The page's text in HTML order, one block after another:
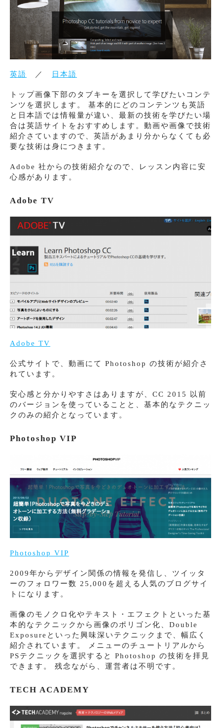
英語 ／ 日本語
トップ画像下部のタブキーを選択して学びたいコンテ
ンツを選択します。 基本的にどのコンテンツも英語
と日本語では情報量が違い、最新の技術を学びたい場
合は英語サイトをおすすめします。動画や画像で技術
紹介さていますので、英語があまり分からなくても必
要な技術は身につきます。
Adobe 社からの技術紹介なので、レッスン内容に安
心感があります。
Adobe TV
Adobe TV
公式サイトで、動画にて Photoshop の技術が紹介さ
れています。
安心感と分かりやすさはありますが、CC 2015 以前
のバージョンを使っていることと、基本的なテクニッ
クのみの紹介となっています。
Photoshop VIP
Photoshop VIP
2009年からデザイン関係の情報を発信し、ツイッタ
ーのフォロワー数 25,000を超える人気のブログサイ
トになります。
画像のモノクロ化やテキスト・エフェクトといった基
本的なテクニックから画像のポリゴン化、Double
Exposureといった興味深いテクニックまで、幅広く
紹介されています。 メニューのチュートリアルから
PSテクニックを選択すると Photoshop の技術を拝見
できます。 残念ながら、運営者は不明です。
TECH ACADEMY